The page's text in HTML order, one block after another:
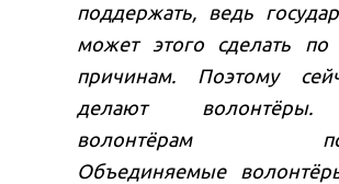
поддержать, ведь
может этого сделать по
причинам. Поэтому
делают
волонтёрам
Объединяемые